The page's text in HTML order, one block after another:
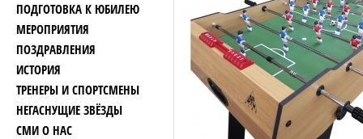
ПОДГОТОВКА К ЮБИЛЕЮ
МЕРОПРИЯТИЯ
ПОЗДРАВЛЕНИЯ
ИСТОРИЯ
ТРЕНЕРЫ И СПОРТСМЕНЫ
НЕГАСНУЩИЕ ЗВЁЗДЫ
СМИ О НАС